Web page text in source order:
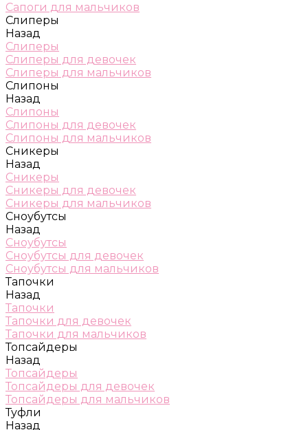
Сапоги для мальчиков
Слиперы
Назад
Слиперы
Слиперы для девочек
Слиперы для мальчиков
Слипоны
Назад
Слипоны
Слипоны для девочек
Слипоны для мальчиков
Сникеры
Назад
Сникеры
Сникеры для девочек
Сникеры для мальчиков
Сноубутсы
Назад
Сноубутсы
Сноубутсы для девочек
Сноубутсы для мальчиков
Тапочки
Назад
Тапочки
Тапочки для девочек
Тапочки для мальчиков
Топсайдеры
Назад
Топсайдеры
Топсайдеры для девочек
Топсайдеры для мальчиков
Туфли
Назад